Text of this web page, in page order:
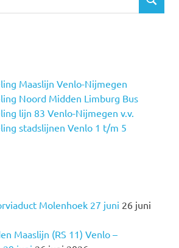
Z
Maaslijn Venlo-Nijmegen
Noord Midden Limburg Bus
lijn 83 Venlo-Nijmegen v.v.
stadslijnen Venlo 1 t/m 5
Molenhoek 27 juni 26 juni
Maaslijn (RS 11) Venlo –